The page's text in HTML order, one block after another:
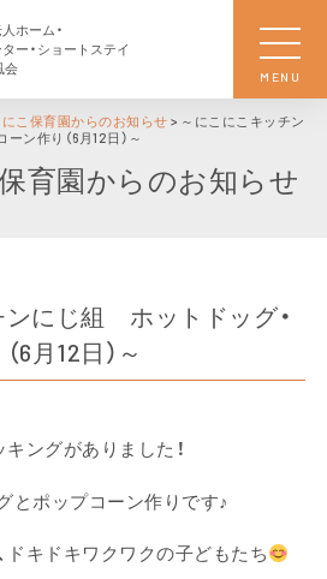
ホーム・
ー・ショートステイ
会
MENU
こ保育園からのお知らせ > ～にこにこキッチン
ン作り（6月12日）～
育園からのお知らせ
ンにじ組 ホットドッグ・
6月12日）～
ングがありました！
とポップコーン作りです♪
ドキドキワクワクの子どもたち